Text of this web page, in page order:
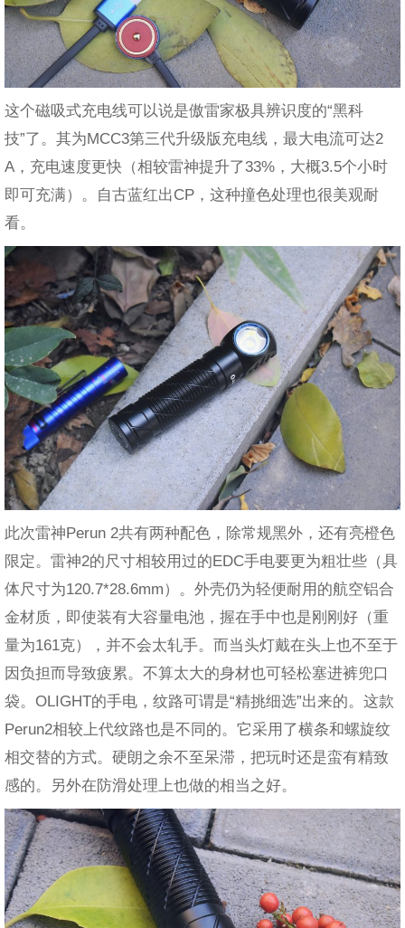
这个磁吸式充电线可以说是傲雷家极具辨识度的“黑科
技”了。其为MCC3第三代升级版充电线，最大电流可达2
A，充电速度更快（相较雷神提升了33%，大概3.5个小时
即可充满）。自古蓝红出CP，这种撞色处理也很美观耐
看。
此次雷神Perun 2共有两种配色，除常规黑外，还有亮橙色
限定。雷神2的尺寸相较用过的EDC手电要更为粗壮些（具
体尺寸为120.7*28.6mm）。外壳仍为轻便耐用的航空铝合
金材质，即使装有大容量电池，握在手中也是刚刚好（重
量为161克），并不会太轧手。而当头灯戴在头上也不至于
因负担而导致疲累。不算太大的身材也可轻松塞进裤兜口
袋。OLIGHT的手电，纹路可谓是“精挑细选”出来的。这款
Perun2相较上代纹路也是不同的。它采用了横条和螺旋纹
相交替的方式。硬朗之余不至呆滞，把玩时还是蛮有精致
感的。另外在防滑处理上也做的相当之好。